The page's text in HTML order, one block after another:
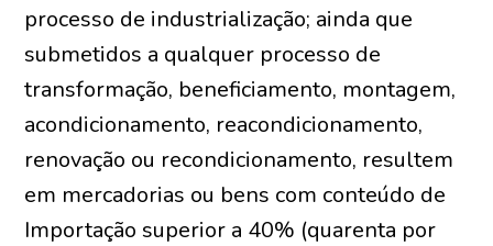
processo de industrialização; ainda que
submetidos a qualquer processo de
transformação, beneficiamento, montagem,
acondicionamento, reacondicionamento,
renovação ou recondicionamento, resultem
em mercadorias ou bens com conteúdo de
Importação superior a 40% (quarenta por